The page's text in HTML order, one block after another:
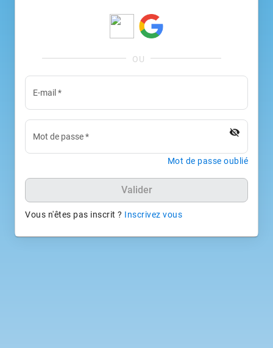
E-mail *
Mot de passe* visibility_off
Mot de passe oublié
Valider
Vous n'êtes pas inscrit ? Inscrivez vous